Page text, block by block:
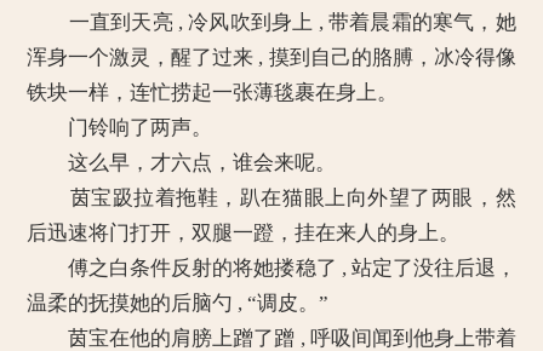
一直到天亮 , 冷风吹到身上 , 带着晨霜的寒气，她
浑身一个激灵，醒了过来 , 摸到自己的胳膊，冰冷得像
铁块一样，连忙捞起一张薄毯裹在身上。
门铃响了两声。
这么早，才六点，谁会来呢。
茵宝趿拉着拖鞋，趴在猫眼上向外望了两眼，然
后迅速将门打开，双腿一蹬，挂在来人的身上。
傅之白条件反射的将她搂稳了 , 站定了没往后退，
温柔的抚摸她的后脑勺 , “调皮。”
茵宝在他的肩膀上蹭了蹭 , 呼吸间闻到他身上带着